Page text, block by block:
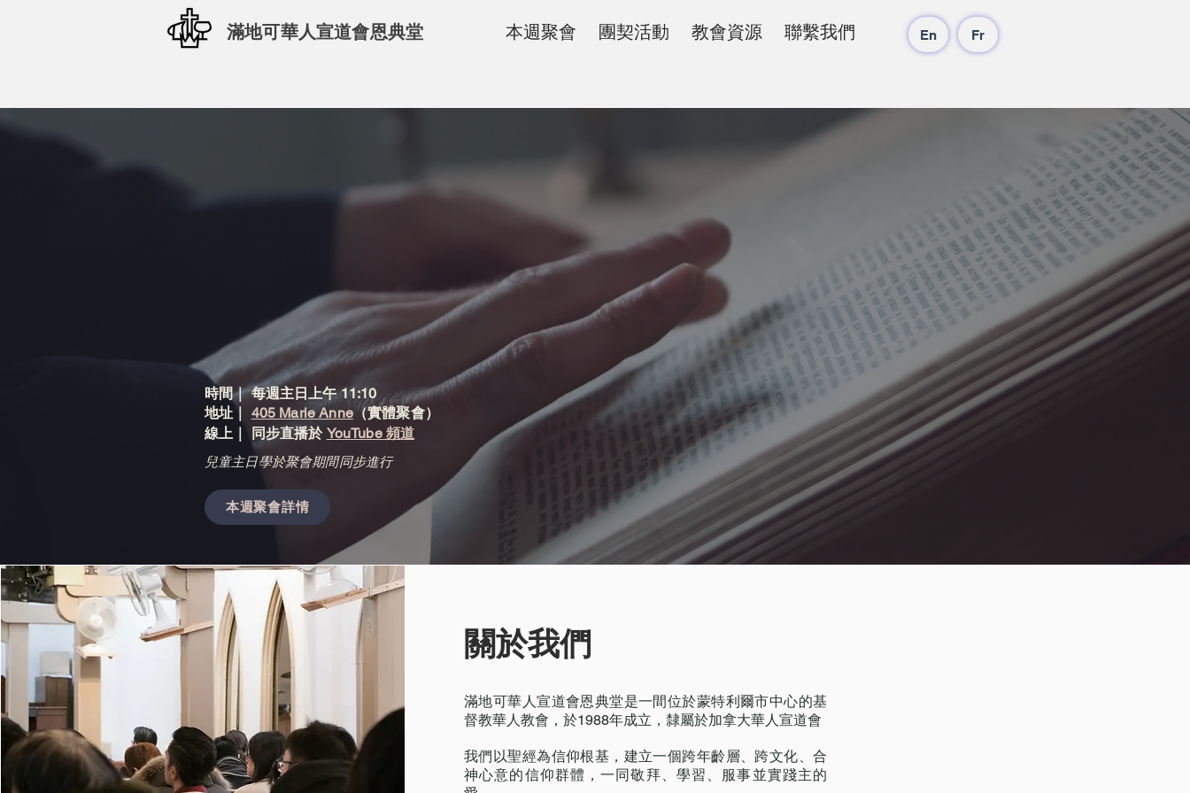
​滿地可華人宣道會恩典堂 本週聚會 團契活動 教會資源 聯繫我們 En Fr
主日崇拜
主日崇拜
時間｜ 每週主日上午 11:10
地址｜ 405 Marie Anne（實體聚會）
線上｜ 同步直播於 YouTube 頻道
兒童主日學於聚會期間同步進行
本週聚會詳情
關於我們
滿地可華人宣道會恩典堂是一間位於蒙特利爾市中心的基
督教華人教會，於1988年成立，隸屬於加拿大華人宣道會
我們以聖經為信仰根基，建立一個跨年齡層、跨文化、合
神心意的信仰群體，一同敬拜、學習、服事並實踐主的